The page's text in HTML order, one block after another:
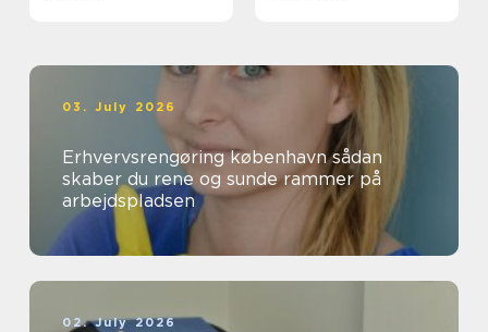
03. July 2026
Erhvervsrengøring københavn sådan
skaber du rene og sunde rammer på
arbejdspladsen
02. July 2026